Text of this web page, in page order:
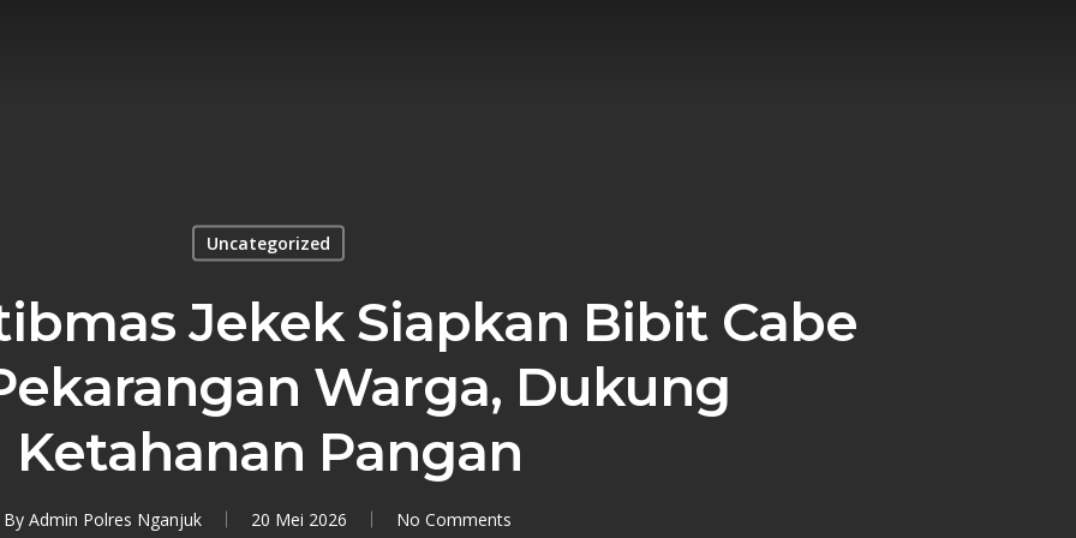
Uncategorized
Jekek Siapkan Bibit Cabe
Warga, Dukung
Ketahanan Pangan
By Admin Polres Nganjuk 20 Mei 2026 No Comments